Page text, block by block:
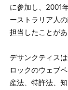
に参加し、2001
ーストラリア人
担当したことがあ
デサンクティス
ロックのウェブ
産法、特許法、